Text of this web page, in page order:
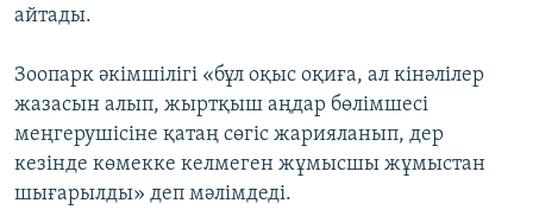
айтады.
Зоопарк әкімшілігі «бұл оқыс оқиға, ал кінәлілер
жазасын алып, жыртқыш аңдар бөлімшесі
меңгерушісіне қатаң сөгіс жарияланып, дер
кезінде көмекке келмеген жұмысшы жұмыстан
шығарылды» деп мәлімдеді.